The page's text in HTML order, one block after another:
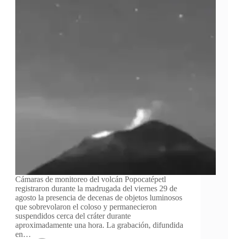
Cámaras de monitoreo del volcán Popocatépetl
registraron durante la madrugada del viernes 29 de
agosto la presencia de decenas de objetos luminosos
que sobrevolaron el coloso y permanecieron
suspendidos cerca del cráter durante
aproximadamente una hora. La grabación, difundida
en…